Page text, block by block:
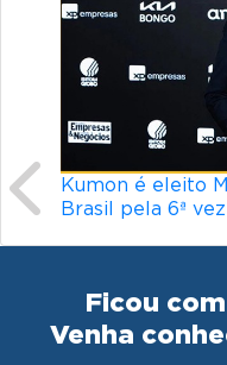
do
Línguas mais
torna um idioma
Previous
Ficou
Venha